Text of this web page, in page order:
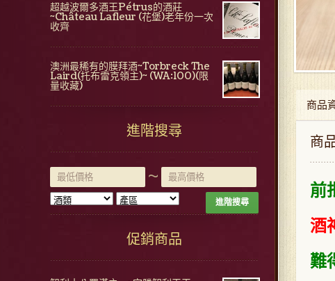
超越波爾多酒王Pétrus的酒莊
~Château Lafleur (花堡)老年份一次
收齊
澳洲最稀有的膜拜酒~Torbreck The
Laird(托布雷克領主)~ (WA:100)(限
量收藏)
進階搜尋
~
進階搜尋
促銷商品
商品
商
前
酒
難